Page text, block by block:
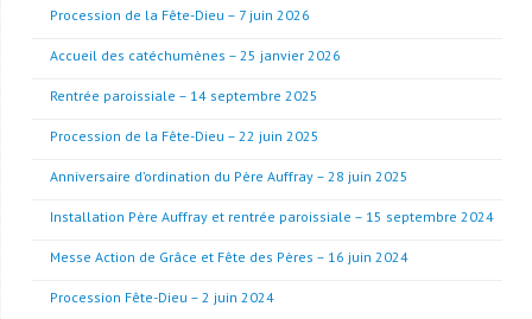
Procession de la Fête-Dieu – 7 juin 2026
Accueil des catéchumènes – 25 janvier 2026
Rentrée paroissiale – 14 septembre 2025
Procession de la Fête-Dieu – 22 juin 2025
Anniversaire d’ordination du Père Auffray – 28 juin 2025
Installation Père Auffray et rentrée paroissiale – 15 septembre 2024
Messe Action de Grâce et Fête des Pères – 16 juin 2024
Procession Fête-Dieu – 2 juin 2024